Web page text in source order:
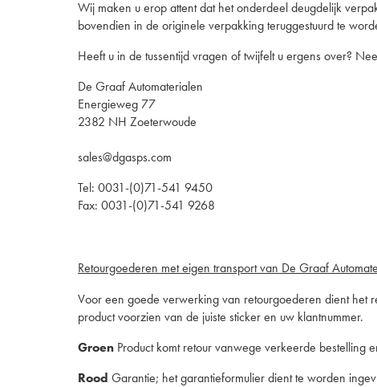
Wij maken u erop attent dat het onderdeel deugdelijk
bovendien in de originele verpakking teruggestuurd te
Heeft u in de tussentijd vragen of twijfelt u ergens over?
De Graaf Automaterialen
Energieweg 77
2382 NH Zoeterwoude
sales@dgasps.com
Tel: 0031-(0)71-541 9450
Fax: 0031-(0)71-541 9268
Retourgoederen met eigen transport van De Graaf
Voor een goede verwerking van retourgoederen dient het
product voorzien van de juiste sticker en uw klantnummer.
Groen Product komt retour vanwege verkeerde
Rood Garantie; het garantieformulier dient te worden